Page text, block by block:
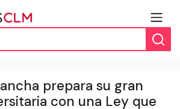
prepara su gran
con una Ley que